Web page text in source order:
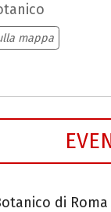
mappa
di